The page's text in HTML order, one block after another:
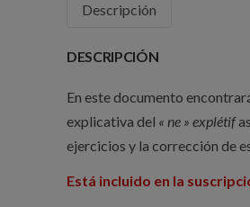
del
B2)
Descripción
DESCRIPCIÓN
En este documento
explicativa del « ne » explétif
ejercicios y la corrección de
Está incluido en la